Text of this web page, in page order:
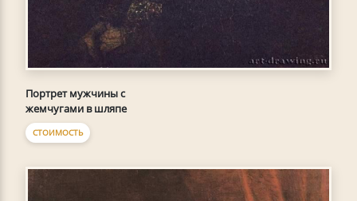
Портрет мужчины с
жемчугами в шляпе
СТОИМОСТЬ